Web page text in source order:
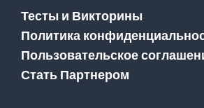
Тесты и Викторины
Политика
Пользовательское
Стать Партнером